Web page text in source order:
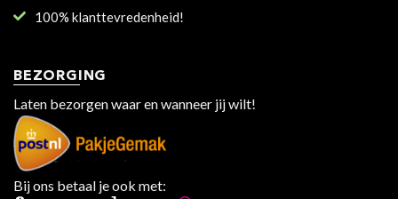
100% klanttevredenheid!
BEZORGING
Laten bezorgen waar en wanneer jij wilt!
Bij ons betaal je ook met: